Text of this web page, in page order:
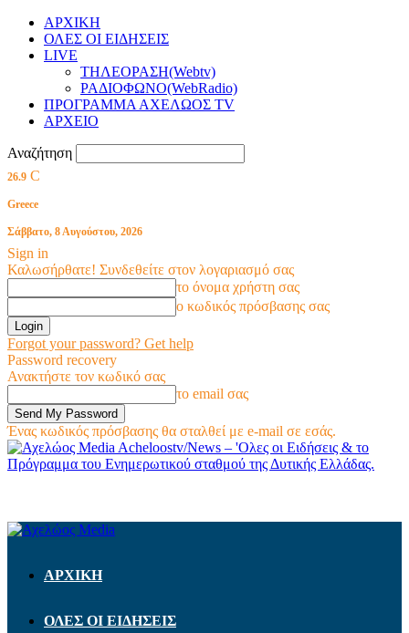
ΑΡΧΙΚΗ
ΟΛΕΣ ΟΙ ΕΙΔΗΣΕΙΣ
LIVE
ΤΗΛΕΟΡΑΣΗ(Webtv)
ΡΑΔΙΟΦΩΝΟ(WebRadio)
ΠΡΟΓΡΑΜΜΑ ΑΧΕΛΩΟΣ TV
ΑΡΧΕΙΟ
Αναζήτηση
26.9 C
Greece
Σάββατο, 8 Αυγούστου, 2026
Sign in
Καλωσήρθατε! Συνδεθείτε στον λογαριασμό σας
το όνομα χρήστη σας
ο κωδικός πρόσβασης σας
Forgot your password? Get help
Password recovery
Ανακτήστε τον κωδικό σας
το email σας
Ένας κωδικός πρόσβασης θα σταλθεί με e-mail σε εσάς.
Acheloostv/News – 'Ολες οι Ειδήσεις & το
Πρόγραμμα του Ενημερωτικού σταθμού της Δυτικής Ελλάδας.
ΑΡΧΙΚΗ
ΟΛΕΣ ΟΙ ΕΙΔΗΣΕΙΣ